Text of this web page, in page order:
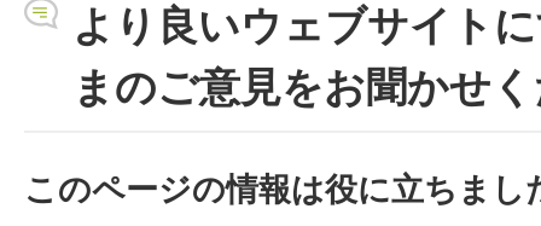
より良いウェブサイト
まのご意見をお聞かせ
このページの情報は役に立ちまし